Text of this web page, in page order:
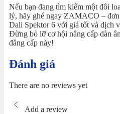
Nếu bạn đang tìm kiếm một đôi
lý, hãy ghé ngay ZAMACO –
Dali Spektor 6 với giá tốt và dịch
Đừng bỏ lỡ cơ hội nâng cấp dàn
đẳng cấp này!
Đánh giá
There are no reviews yet
Add a review